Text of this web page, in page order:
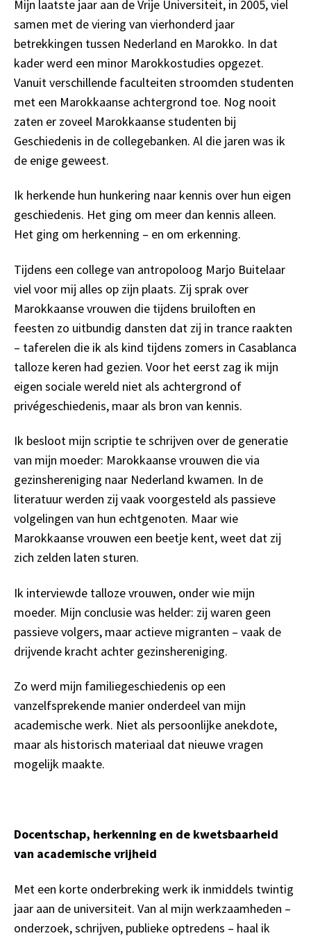
Mijn laatste jaar aan de Vrije Universiteit, in 2005, viel
samen met de viering van vierhonderd jaar
betrekkingen tussen Nederland en Marokko. In dat
kader werd een minor Marokkostudies opgezet.
Vanuit verschillende faculteiten stroomden studenten
met een Marokkaanse achtergrond toe. Nog nooit
zaten er zoveel Marokkaanse studenten bij
Geschiedenis in de collegebanken. Al die jaren was ik
de enige geweest.
Ik herkende hun hunkering naar kennis over hun eigen
geschiedenis. Het ging om meer dan kennis alleen.
Het ging om herkenning – en om erkenning.
Tijdens een college van antropoloog Marjo Buitelaar
viel voor mij alles op zijn plaats. Zij sprak over
Marokkaanse vrouwen die tijdens bruiloften en
feesten zo uitbundig dansten dat zij in trance raakten
– taferelen die ik als kind tijdens zomers in Casablanca
talloze keren had gezien. Voor het eerst zag ik mijn
eigen sociale wereld niet als achtergrond of
privégeschiedenis, maar als bron van kennis.
Ik besloot mijn scriptie te schrijven over de generatie
van mijn moeder: Marokkaanse vrouwen die via
gezinshereniging naar Nederland kwamen. In de
literatuur werden zij vaak voorgesteld als passieve
volgelingen van hun echtgenoten. Maar wie
Marokkaanse vrouwen een beetje kent, weet dat zij
zich zelden laten sturen.
Ik interviewde talloze vrouwen, onder wie mijn
moeder. Mijn conclusie was helder: zij waren geen
passieve volgers, maar actieve migranten – vaak de
drijvende kracht achter gezinshereniging.
Zo werd mijn familiegeschiedenis op een
vanzelfsprekende manier onderdeel van mijn
academische werk. Niet als persoonlijke anekdote,
maar als historisch materiaal dat nieuwe vragen
mogelijk maakte.
Docentschap, herkenning en de kwetsbaarheid
van academische vrijheid
Met een korte onderbreking werk ik inmiddels twintig
jaar aan de universiteit. Van al mijn werkzaamheden –
onderzoek, schrijven, publieke optredens – haal ik